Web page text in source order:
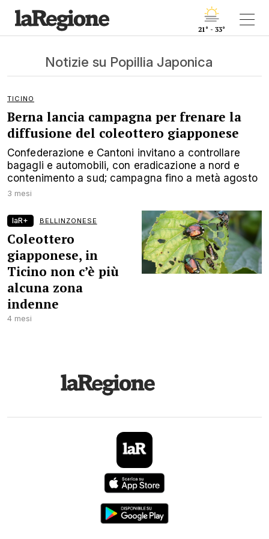
21° - 33°
Notizie su Popillia Japonica
TICINO
Berna lancia campagna per frenare la
diffusione del coleottero giapponese
Confederazione e Cantoni invitano a controllare
bagagli e automobili, con eradicazione a nord e
contenimento a sud; campagna fino a metà agosto
3 mesi
laR+ BELLINZONESE
Coleottero
giapponese, in
Ticino non c’è più
alcuna zona
indenne
4 mesi